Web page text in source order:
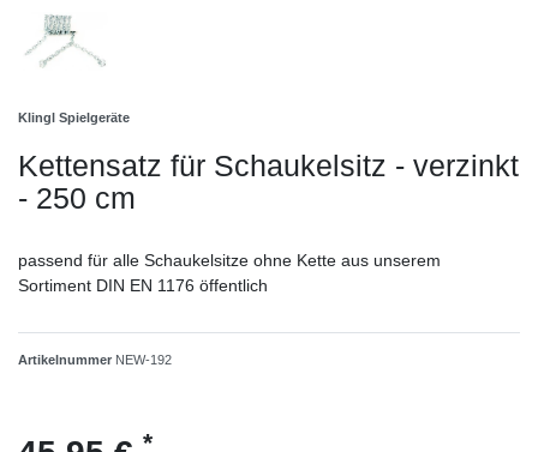
Klingl Spielgeräte
Kettensatz für Schaukelsitz - verzinkt
- 250 cm
passend für alle Schaukelsitze ohne Kette aus unserem
Sortiment DIN EN 1176 öffentlich
Artikelnummer NEW-192
*